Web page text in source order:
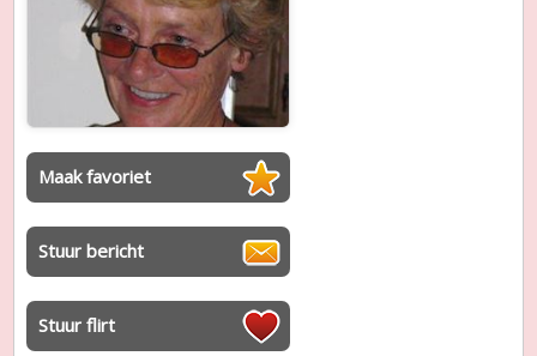
Maak favoriet
Stuur bericht
Stuur flirt